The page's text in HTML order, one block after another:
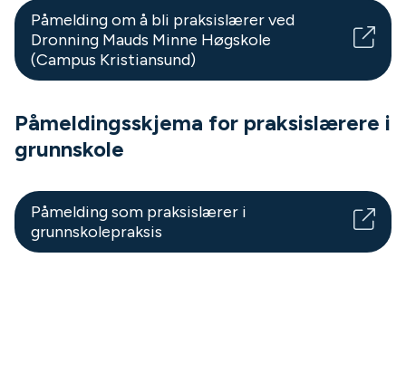
Påmelding om å bli praksislærer ved
Dronning Mauds Minne Høgskole
(Campus Kristiansund)
Påmeldingsskjema for praksislærere i
grunnskole
Påmelding som praksislærer i
grunnskolepraksis